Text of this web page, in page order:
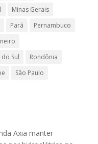
Minas Gerais
Pará
Pernambuco
Sul
Rondônia
São Paulo
Axia manter